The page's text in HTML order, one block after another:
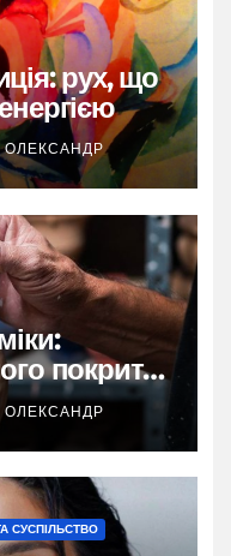
рух, що
покриття
СУСПІЛЬСТВО